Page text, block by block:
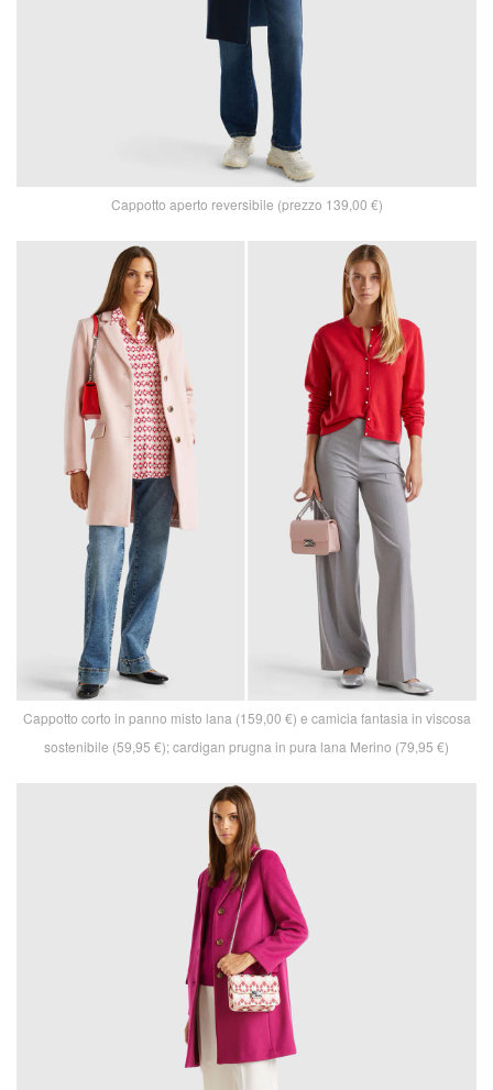
Cappotto aperto reversibile (prezzo 139,00 €)
Cappotto corto in panno misto lana (159,00 €) e camicia fantasia in viscosa
sostenibile (59,95 €); cardigan prugna in pura lana Merino (79,95 €)